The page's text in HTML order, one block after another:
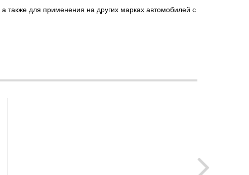
также для применения на других марках автомобилей с